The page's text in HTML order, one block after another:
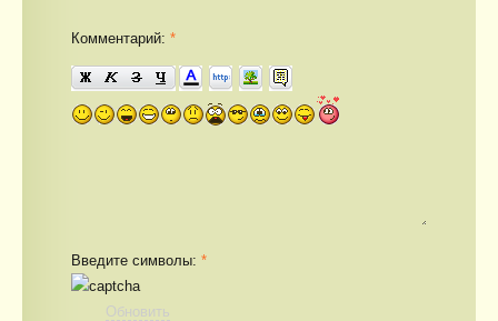
Комментарий: *
Введите символы: *
Обновить